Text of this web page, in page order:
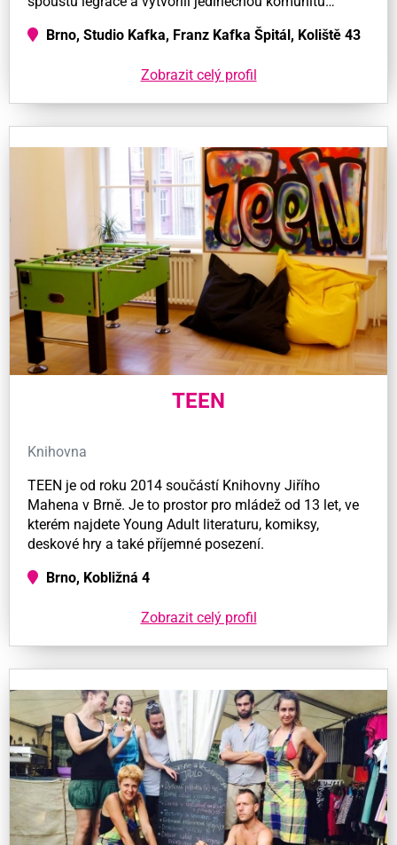
Brno, Studio Kafka, Franz Kafka Špitál, Koliště 43
Zobrazit celý profil
TEEN
Knihovna
TEEN je od roku 2014 součástí Knihovny Jiřího
Mahena v Brně. Je to prostor pro mládež od 13 let, ve
kterém najdete Young Adult literaturu, komiksy,
deskové hry a také příjemné posezení.
Brno, Kobližná 4
Zobrazit celý profil